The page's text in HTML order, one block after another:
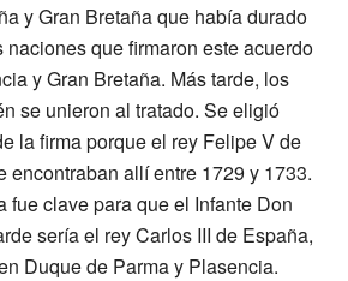
y Gran Bretaña que había durado
naciones que firmaron este acuerdo
y Gran Bretaña. Más tarde, los
se unieron al tratado. Se eligió
la firma porque el rey Felipe V de
encontraban allí entre 1729 y 1733.
fue clave para que el Infante Don
sería el rey Carlos III de España,
Duque de Parma y Plasencia.